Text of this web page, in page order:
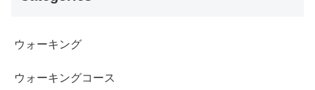
ウォーキング
ウォーキングコース